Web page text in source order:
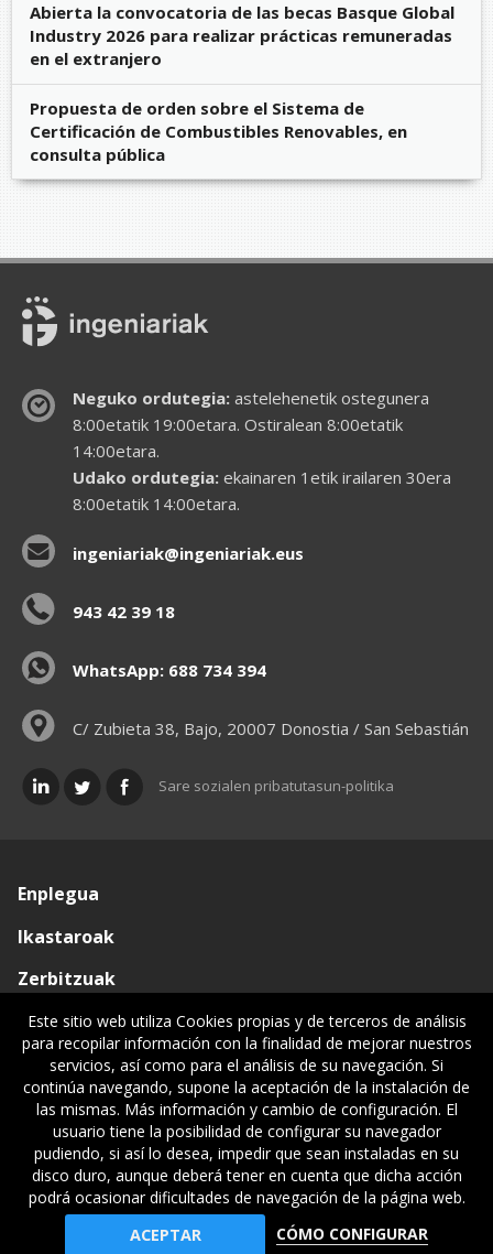
Abierta la convocatoria de las becas Basque Global
Industry 2026 para realizar prácticas remuneradas
en el extranjero
Propuesta de orden sobre el Sistema de
Certificación de Combustibles Renovables, en
consulta pública
Neguko ordutegia:astelehenetik ostegunera
8:00etatik 19:00etara. Ostiralean 8:00etatik
14:00etara.
Udako ordutegia:ekainaren 1etik irailaren 30era
8:00etatik 14:00etara.
ingeniariak@ingeniariak.eus
943 42 39 18
WhatsApp: 688 734 394
C/ Zubieta 38, Bajo, 20007 Donostia / San Sebastián
Sare sozialen pribatutasun-politika
Enplegua
Ikastaroak
Zerbitzuak
Elkargoa
Oniritziak
Lehiatila Bakarra
Lege informazioa
© Gipuzkoako Industri Ingeniariaren Elkargo Ofiziala - Colegio
Oficial de Ingenieros Industriales de Gipuzkoa
Este sitio web utiliza Cookies propias y de terceros de análisis
para recopilar información con la finalidad de mejorar nuestros
servicios, así como para el análisis de su navegación. Si
continúa navegando, supone la aceptación de la instalación de
las mismas. Más información y cambio de configuración. El
usuario tiene la posibilidad de configurar su navegador
pudiendo, si así lo desea, impedir que sean instaladas en su
disco duro, aunque deberá tener en cuenta que dicha acción
podrá ocasionar dificultades de navegación de la página web.
ACEPTAR
CÓMO CONFIGURAR